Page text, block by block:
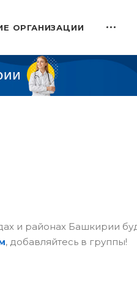
ОРГАНИЗАЦИИ
и районах Башкирии
, добавляйтесь в группы!